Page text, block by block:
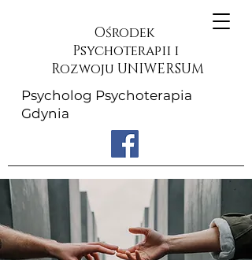
Ośrodek
Psychoterapii i
Rozwoju UNIWERSUM
Psycholog Psychoterapia
Gdynia